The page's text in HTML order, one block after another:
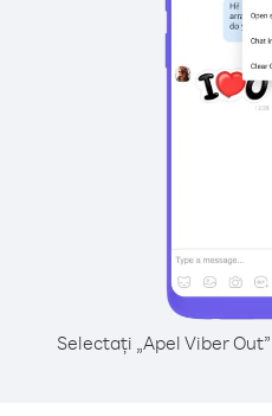
Selectați „Apel Viber